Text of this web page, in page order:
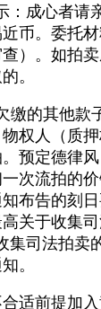
成心者请
币。委托
）。如拍
。
的其他款
权人（质
预定德律
次流拍的
布告的刻
关于收集
集司法拍卖
。
前提加入